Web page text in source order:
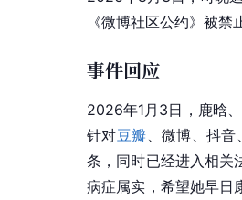
《微博社区公约》被禁
事件回应
2026年1月3日， 鹿晗、
针对豆瓣、微博、 抖音
条，同时已经进入相关
病症属实，希望她早日